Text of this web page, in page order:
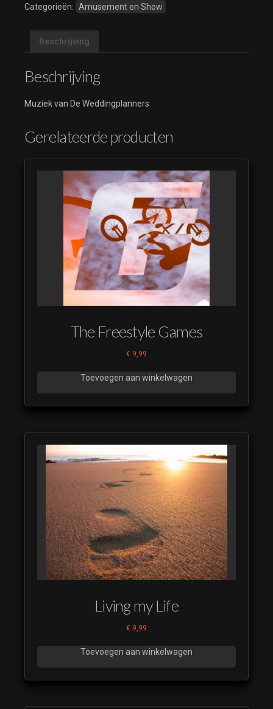
aantal
Categorieën: Amusement en Show
Beschrijving
Beschrijving
Muziek van De Weddingplanners
Gerelateerde producten
The Freestyle Games
€ 9,99
Toevoegen aan winkelwagen
Living my Life
€ 9,99
Toevoegen aan winkelwagen